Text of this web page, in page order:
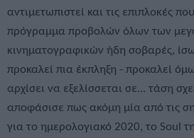
αντιμετωπιστεί και τις επιπλοκές
πρόγραμμα προβολών όλων των
κινηματογραφικών ήδη σοβαρές,
προκαλεί πια έκπληξη - προκαλεί
αρχίσει να εξελίσσεται σε... τάση
αποφάσισε πως ακόμη μία από τις
για το ημερολογιακό 2020, το Soul